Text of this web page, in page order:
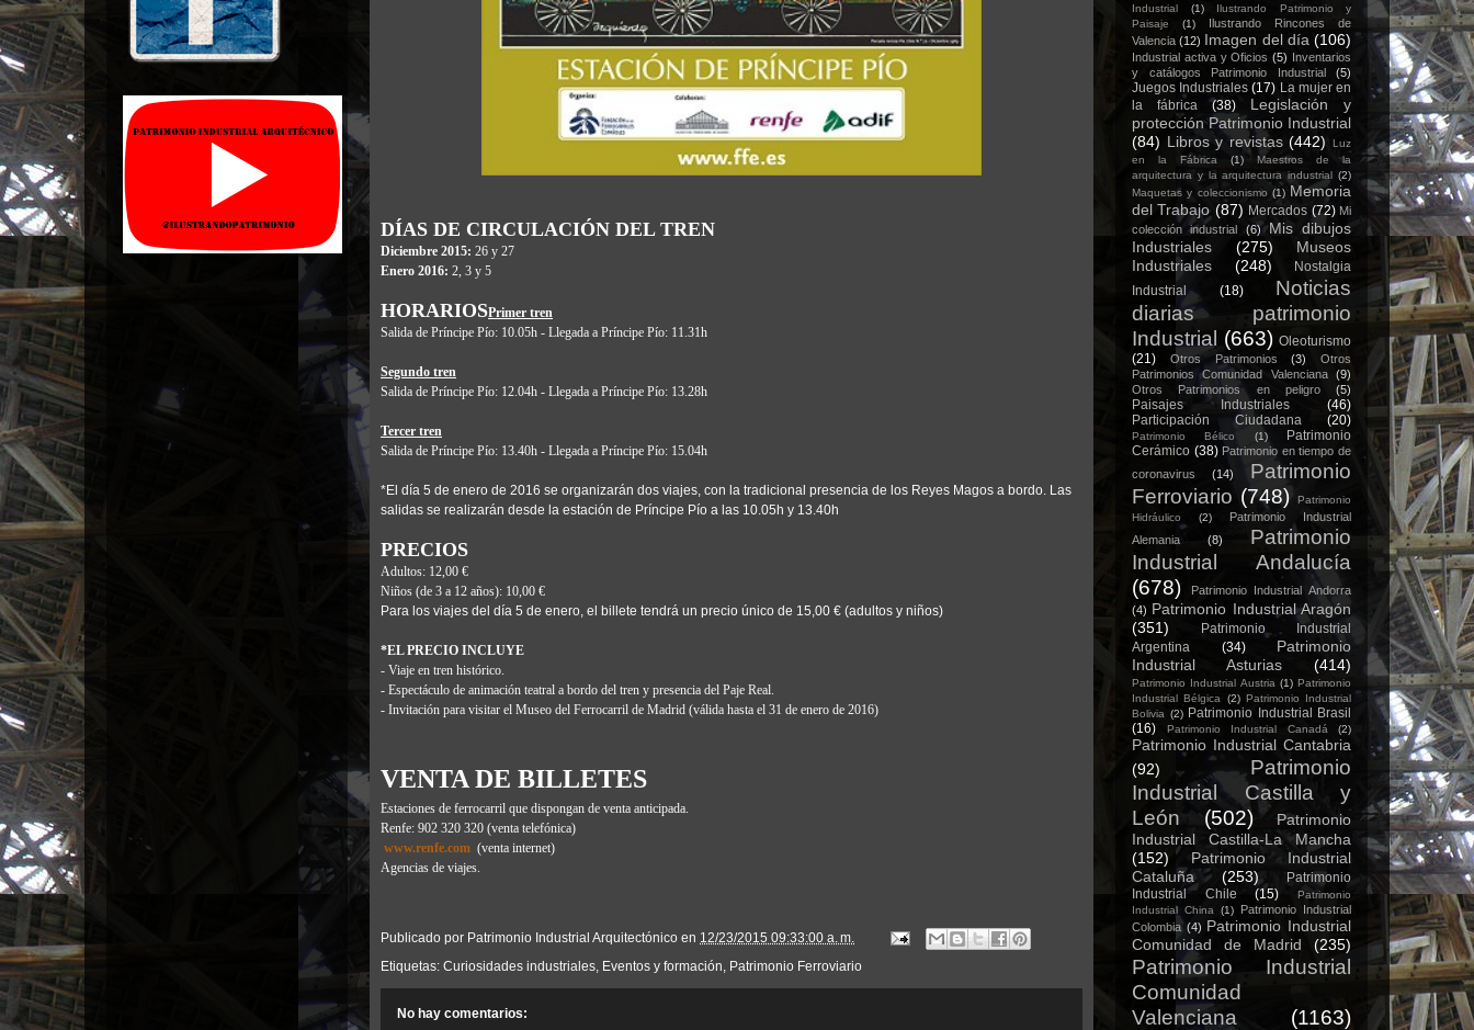
DÍAS DE CIRCULACIÓN DEL TREN
Diciembre 2015: 26 y 27
Enero 2016: 2, 3 y 5
HORARIOSPrimer tren
Salida de Príncipe Pío: 10.05h - Llegada a Príncipe Pío: 11.31h
Segundo tren
Salida de Príncipe Pío: 12.04h - Llegada a Príncipe Pío: 13.28h
Tercer tren
Salida de Príncipe Pío: 13.40h - Llegada a Príncipe Pío: 15.04h
*El día 5 de enero de 2016 se organizarán dos viajes, con la tradicional presencia de los Reyes Magos a bordo. Las
salidas se realizarán desde la estación de Príncipe Pío a las 10.05h y 13.40h
PRECIOS
Adultos: 12,00 €
Niños (de 3 a 12 años): 10,00 €
Para los viajes del día 5 de enero, el billete tendrá un precio único de 15,00 € (adultos y niños)
*EL PRECIO INCLUYE
- Viaje en tren histórico.
- Espectáculo de animación teatral a bordo del tren y presencia del Paje Real.
- Invitación para visitar el Museo del Ferrocarril de Madrid (válida hasta el 31 de enero de 2016)
VENTA DE BILLETES
Estaciones de ferrocarril que dispongan de venta anticipada.
Renfe: 902 320 320 (venta telefónica)
www.renfe.com (venta internet)
Agencias de viajes.
Publicado por Patrimonio Industrial Arquitectónico en 12/23/2015 09:33:00 a. m.
Etiquetas: Curiosidades industriales Eventos y formación Patrimonio Ferroviario
No hay comentarios:
Industrial
(1)
Ilustrando Patrimonio y
Paisaje
(1)
Ilustrando Rincones de
Valencia (12) Imagen del día (106)
Industrial activa y Oficios (5) Inventarios
y catálogos Patrimonio Industrial
(5)
Juegos Industriales (17) La mujer en
la fábrica
(38)
Legislación y
protección Patrimonio Industrial
(84) Libros y revistas (442)
Luz
en la Fábrica
(1)
Maestros de la
arquitectura y la arquitectura industrial (2)
Maquetas y coleccionismo (1) Memoria
del Trabajo (87) Mercados (72) Mi
colección industrial
(6)
Mis dibujos
Industriales
(275)
Museos
Industriales
(248)
Nostalgia
Industrial
(18)
Noticias
diarias patrimonio
Industrial (663) Oleoturismo
(21)
Otros Patrimonios (3)
Otros
Patrimonios Comunidad Valenciana
(9)
Otros Patrimonios en peligro
(5)
Paisajes Industriales
(46)
Participación Ciudadana
(20)
Patrimonio Bélico (1)
Patrimonio
Cerámico (38) Patrimonio en tiempo de
coronavirus
(14)
Patrimonio
Ferroviario (748)
Patrimonio
Hidráulico
(2)
Patrimonio Industrial
Alemania
(8)
Patrimonio
Industrial Andalucía
(678)
Patrimonio Industrial Andorra
(4) Patrimonio Industrial Aragón
(351)
Patrimonio Industrial
Argentina
(34)
Patrimonio
Industrial Asturias
(414)
Patrimonio Industrial Austria (1) Patrimonio
Industrial Bélgica
(2) Patrimonio Industrial
Bolivia (2) Patrimonio Industrial Brasil
(16)
Patrimonio Industrial Canadá (2)
Patrimonio Industrial Cantabria
(92)
Patrimonio
Industrial Castilla y
León
(502)
Patrimonio
Industrial Castilla-La Mancha
(152)
Patrimonio Industrial
Cataluña
(253)
Patrimonio
Industrial Chile
(15)
Patrimonio
Industrial China
(1)
Patrimonio Industrial
Colombia (4) Patrimonio Industrial
Comunidad de Madrid
(235)
Patrimonio Industrial
Comunidad
Valenciana
(1163)